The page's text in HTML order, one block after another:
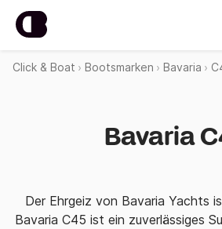
Click & Boat Bootsmarken Bavaria
Bavaria
Der Ehrgeiz von Bavaria Yachts
Bavaria C45 ist ein zuverlässiges